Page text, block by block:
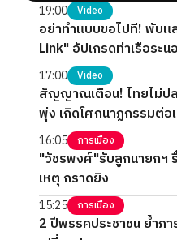
19:00 Video
อย่าทำแบบขอไปที! พับแ
Link" อัปเกรดท่าเรือระน
17:00 Video
สัญญาณเตือน! ไทยไม่ป
พุ่ง เกิดโศกนาฏกรรมต่อ
16:05 การเมือง
"วัชรพงศ์"รับลูกนายกฯ
เหตุ กราดยิง
15:25 การเมือง
2 ปีพรรคประชาชน ย้ำภ